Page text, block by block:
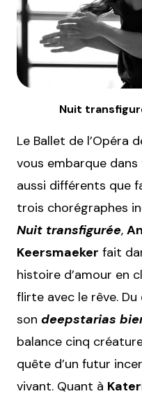
Nuit
Le Ballet de l’Opéra
vous embarque dans
aussi différents que
trois chorégraphes
Nuit transfigurée,
Keersmaeker fait
histoire d’amour en
flirte avec le rêve.
son deepstarias
balance cinq
quête d’un futur
vivant. Quant à